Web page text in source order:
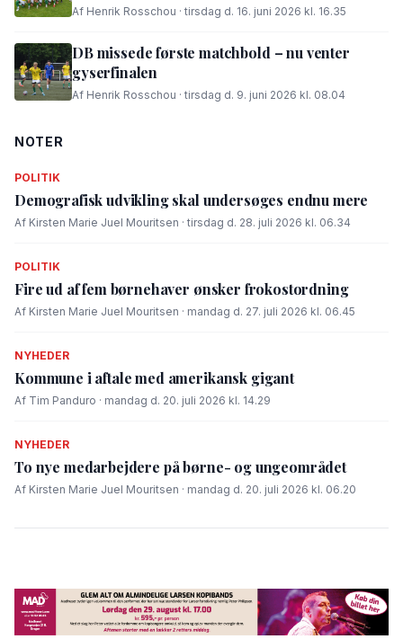
Af Henrik Rosschou · tirsdag d. 16. juni 2026 kl. 16.35
DB missede første matchbold – nu venter
gyserfinalen
Af Henrik Rosschou · tirsdag d. 9. juni 2026 kl. 08.04
NOTER
POLITIK
Demografisk udvikling skal undersøges endnu mere
Af Kirsten Marie Juel Mouritsen · tirsdag d. 28. juli 2026 kl. 06.34
POLITIK
Fire ud af fem børnehaver ønsker frokostordning
Af Kirsten Marie Juel Mouritsen · mandag d. 27. juli 2026 kl. 06.45
NYHEDER
Kommune i aftale med amerikansk gigant
Af Tim Panduro · mandag d. 20. juli 2026 kl. 14.29
NYHEDER
To nye medarbejdere på børne- og ungeområdet
Af Kirsten Marie Juel Mouritsen · mandag d. 20. juli 2026 kl. 06.20